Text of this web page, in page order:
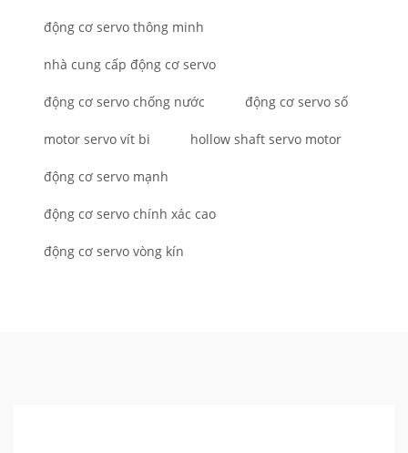
động cơ servo thông minh
nhà cung cấp động cơ servo
động cơ servo chống nước động cơ servo số
motor servo vít bi hollow shaft servo motor
động cơ servo mạnh
động cơ servo chính xác cao
động cơ servo vòng kín